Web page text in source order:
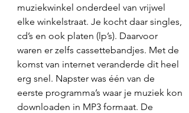
muziekwinkel onderdeel van vrijwel
elke winkelstraat. Je kocht daar singles,
cd’s en ook platen (lp’s). Daarvoor
waren er zelfs cassettebandjes. Met de
komst van internet veranderde dit heel
erg snel. Napster was één van de
eerste programma’s waar je muziek kon
downloaden in MP3 formaat. De